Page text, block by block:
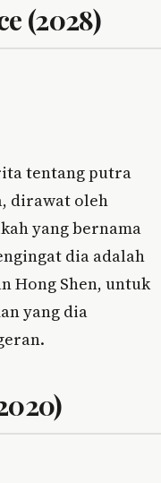
(2028)
tentang putra
dirawat oleh
yang bernama
dia adalah
Hong Shen, untuk
yang dia